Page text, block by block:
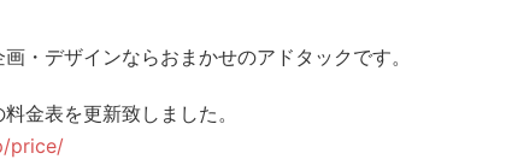
・デザインならおまかせのアドタックです。
金表を更新致しました。
price/